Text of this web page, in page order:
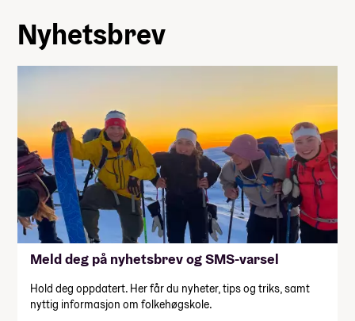
Nyhetsbrev
Meld deg på nyhetsbrev og SMS-varsel
Hold deg oppdatert. Her får du nyheter, tips og triks, samt
nyttig informasjon om folkehøgskole.